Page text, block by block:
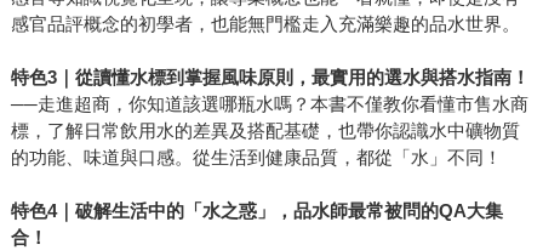
感官品評概念的初學者，也能無門檻走入充滿樂趣的品水世界。
特色3｜從讀懂水標到掌握風味原則，最實用的選水與搭水指南！
──走進超商，你知道該選哪瓶水嗎？本書不僅教你看懂市售水商
標，了解日常飲用水的差異及搭配基礎，也帶你認識水中礦物質
的功能、味道與口感。從生活到健康品質，都從「水」不同！
特色4｜破解生活中的「水之惑」，品水師最常被問的QA大集
合！